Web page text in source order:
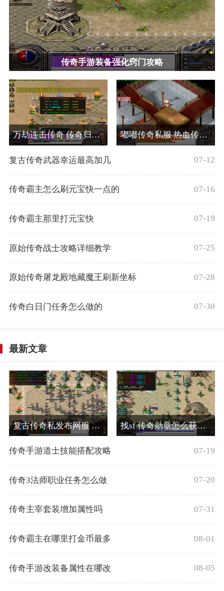
传奇手游装备强化窍门攻略
万劫连击传奇 传奇归来魔龙城怎么到盟重 嘟嘟传奇私服 热血传奇荣誉值怎么提升
复古传奇武器幸运最高加几 07-12
传奇霸主怎么刷元宝快一点的 07-16
传奇霸主那里打元宝快 07-19
原始传奇战士攻略详细教学 07-25
原始传奇屠龙殿地藏魔王刷新坐标 07-28
传奇白日门任务怎么做的 07-30
最新文章
复古传奇私发布网服 传奇世界道士毒药哪里买 找sf 传奇勋章怎么获得声望
传奇手游道士技能搭配攻略 07-19
传奇3法师职业任务怎么做 07-20
传奇主宰套装增加属性吗 07-31
传奇霸主在哪里打金币最多 08-01
传奇手游改装备属性在哪改 08-05